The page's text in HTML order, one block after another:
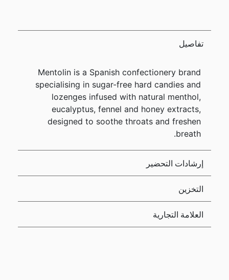
تفاصيل
Mentolin is a Spanish confectionery brand
specialising in sugar-free hard candies and
lozenges infused with natural menthol,
eucalyptus, fennel and honey extracts,
designed to soothe throats and freshen
breath.
إرشادات التحضير
التخزين
العلامة التجارية